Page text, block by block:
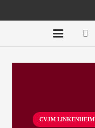
CVJM LINKENHEIM